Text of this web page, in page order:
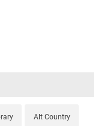
Alt Country